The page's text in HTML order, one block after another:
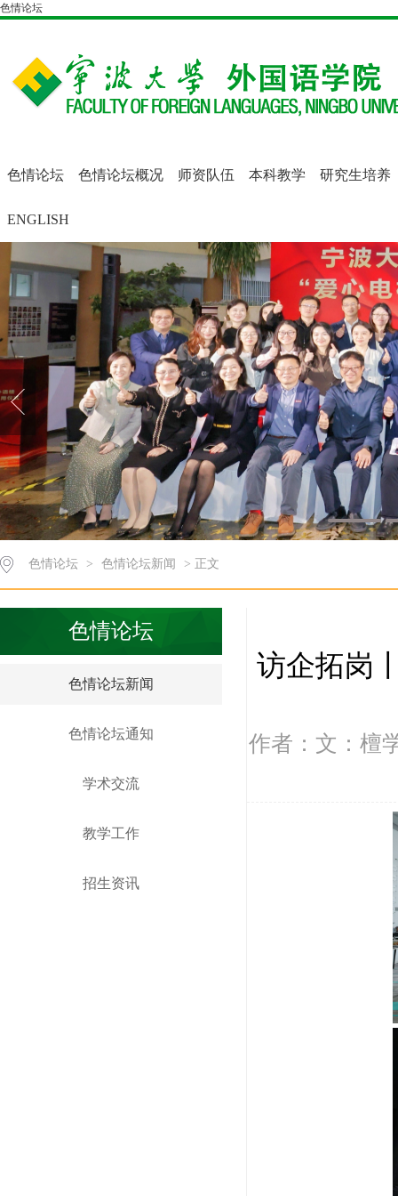
色情论坛
色情论坛 色情论坛概况 师资队伍 本科教学 研究生培养
ENGLISH
色情论坛 > 色情论坛新闻 > 正文
色情论坛
色情论坛新闻
色情论坛通知
学术交流
教学工作
招生资讯
访企拓岗
作者：文：檀